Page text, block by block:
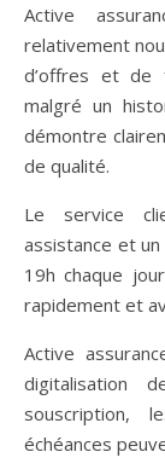
Active
relativement
d’offres et de
malgré un
démontre
de qualité.
Le service
assistance et
19h chaque
rapidement et
Active
digitalisation
souscription,
échéances